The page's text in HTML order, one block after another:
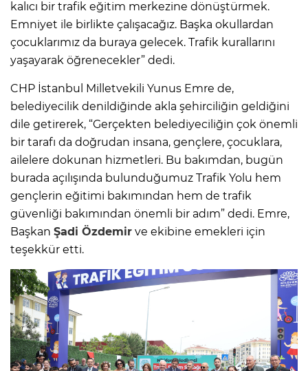
kalıcı bir trafik eğitim merkezine dönüştürmek.
Emniyet ile birlikte çalışacağız. Başka okullardan
çocuklarımız da buraya gelecek. Trafik kurallarını
yaşayarak öğrenecekler” dedi.
CHP İstanbul Milletvekili Yunus Emre de,
belediyecilik denildiğinde akla şehirciliğin geldiğini
dile getirerek, “Gerçekten belediyeciliğin çok önemli
bir tarafı da doğrudan insana, gençlere, çocuklara,
ailelere dokunan hizmetleri. Bu bakımdan, bugün
burada açılışında bulunduğumuz Trafik Yolu hem
gençlerin eğitimi bakımından hem de trafik
güvenliği bakımından önemli bir adım” dedi. Emre,
Başkan Şadi Özdemir ve ekibine emekleri için
teşekkür etti.